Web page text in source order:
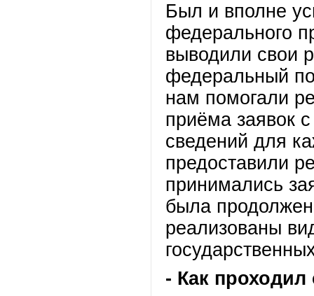
Был и вполне
федерального
выводили свои
федеральный
нам помогали
приёма заявок
сведений для
предоставили
принимались
была
реализованы
- Как